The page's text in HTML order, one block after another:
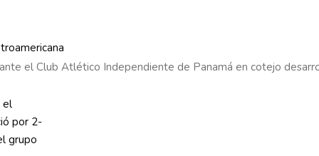
el Club Atlético Independiente de Panamá en cotejo
el
por 2-
grupo